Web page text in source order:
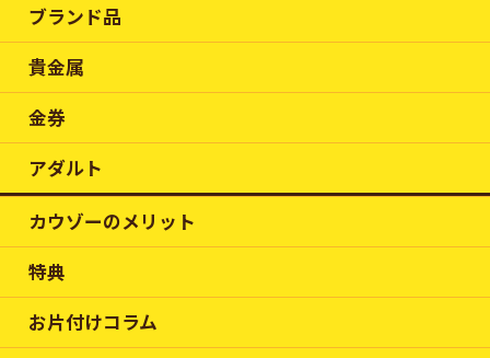
ブランド品
貴金属
金券
アダルト
カウゾーのメリット
特典
お片付けコラム